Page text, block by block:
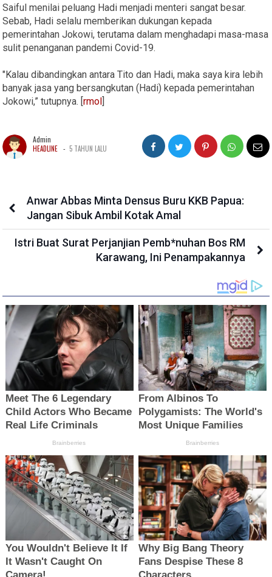
Saiful menilai peluang Hadi menjadi menteri sangat besar.
Sebab, Hadi selalu memberikan dukungan kepada
pemerintahan Jokowi, terutama dalam menghadapi masa-masa
sulit penanganan pandemi Covid-19.
"Kalau dibandingkan antara Tito dan Hadi, maka saya kira lebih
banyak jasa yang bersangkutan (Hadi) kepada pemerintahan
Jokowi,” tutupnya. [rmol]
Admin
HEADLINE - 5 TAHUN LALU
Anwar Abbas Minta Densus Buru KKB Papua:
Jangan Sibuk Ambil Kotak Amal
Istri Buat Surat Perjanjian Pemb*nuhan Bos RM
Karawang, Ini Penampakannya